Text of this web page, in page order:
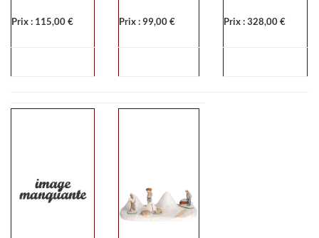
Prix : 115,00 € Prix : 99,00 € Prix : 328,00 €